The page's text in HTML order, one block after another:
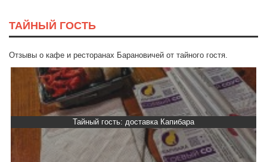
ТАЙНЫЙ ГОСТЬ
Отзывы о кафе и ресторанах Барановичей от тайного гостя.
Тайный гость: доставка Капибара